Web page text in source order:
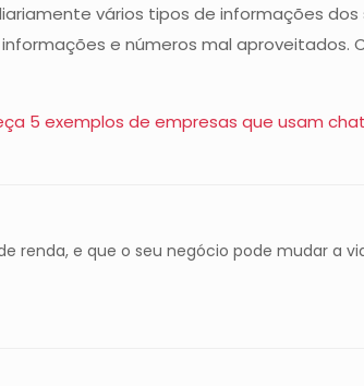
vários tipos de informações dos
e números mal aproveitados.
5 exemplos de empresas que usam
renda, e que o seu negócio pode mudar a